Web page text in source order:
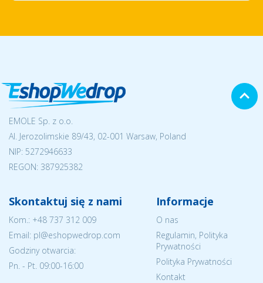
EMOLE Sp. z o.o.
Al. Jerozolimskie 89/43, 02-001 Warsaw, Poland
NIP: 5272946633
REGON: 387925382
Skontaktuj się z nami
Kom.: +48 737 312 009
Email: pl@eshopwedrop.com
Godziny otwarcia:
Pn. - Pt. 09:00-16:00
Informacje
O nas
Regulamin, Polityka
Prywatności
Polityka Prywatności
Kontakt